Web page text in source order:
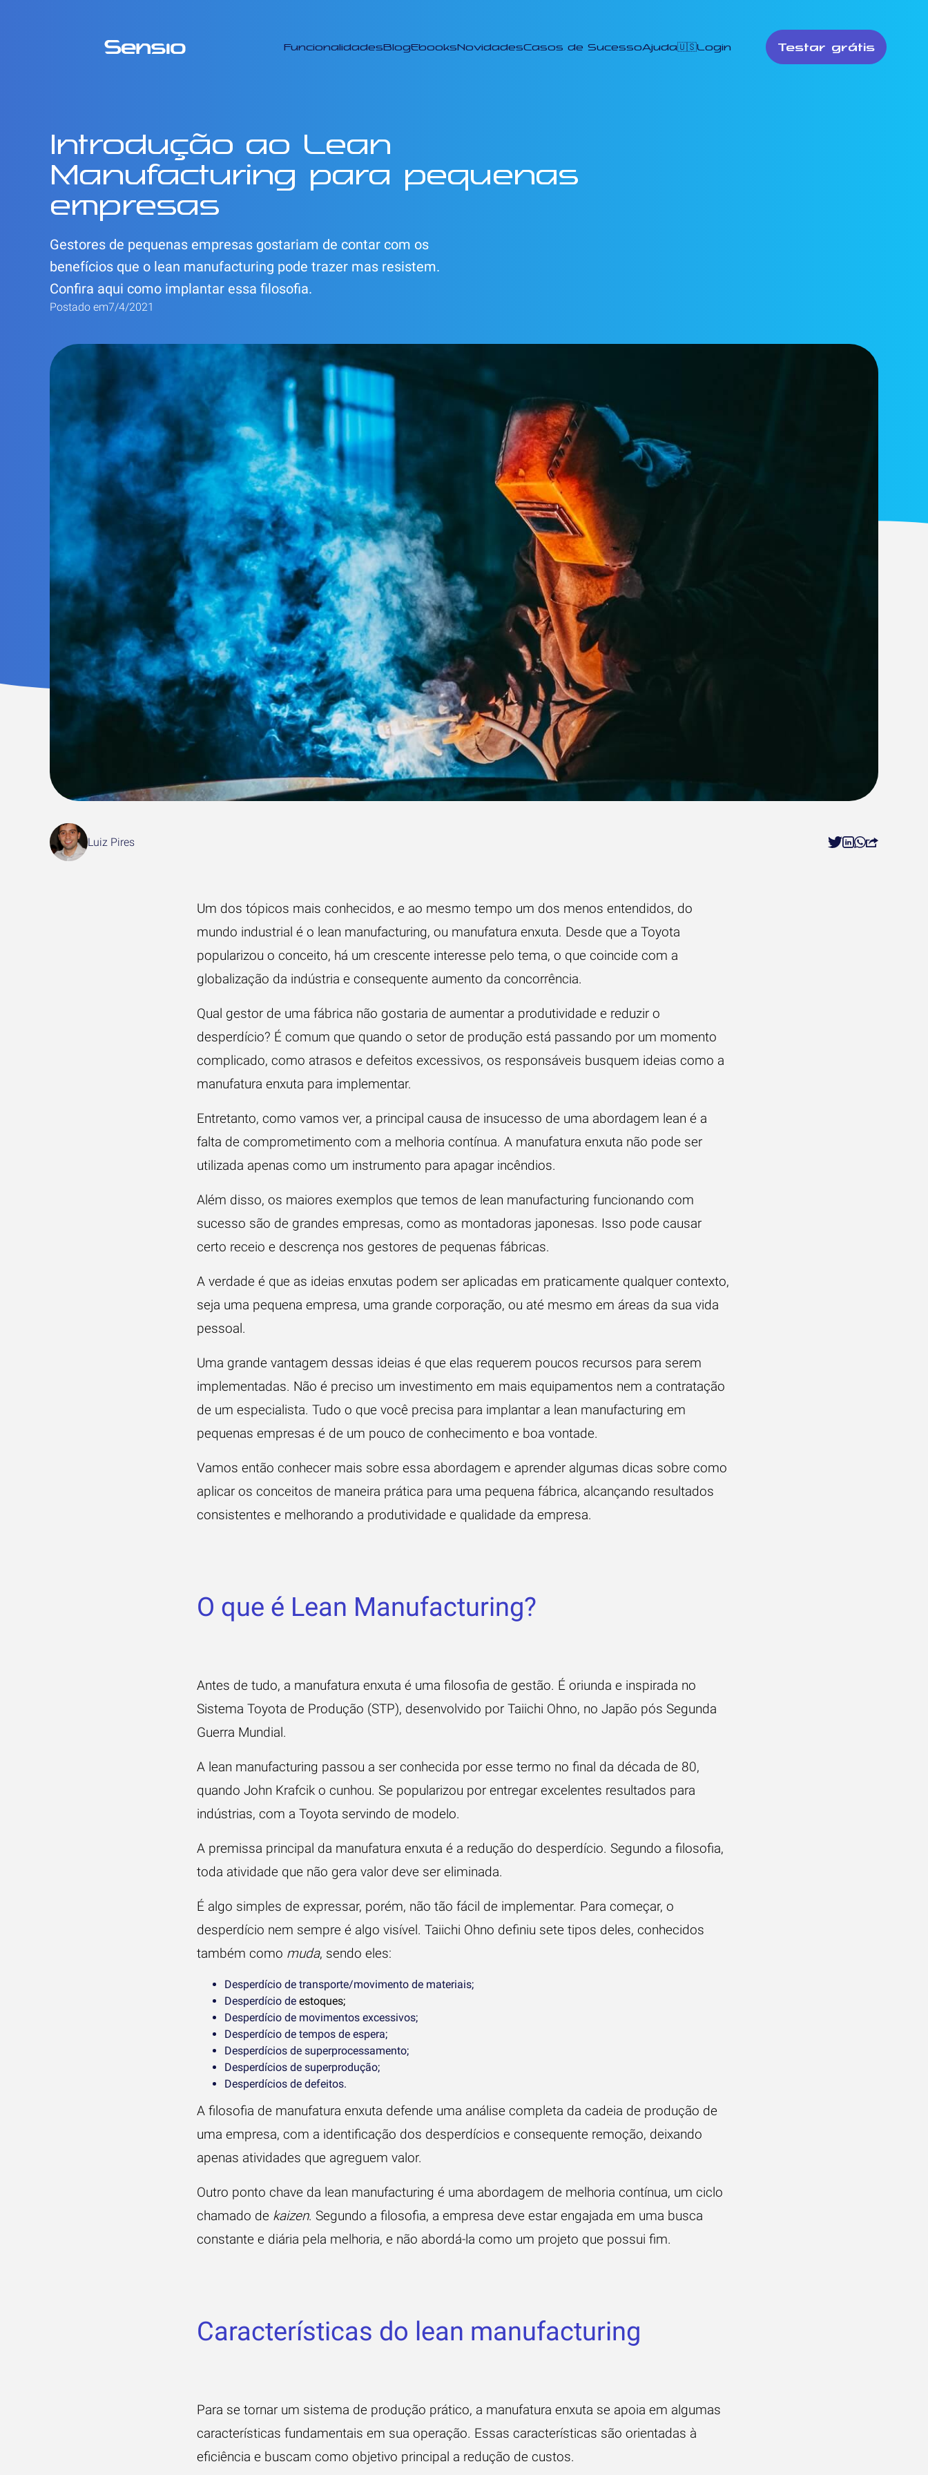
FuncionalidadesBlogEbooksNovidadesCasos de SucessoAjuda🇺🇸Login Testar grátis
Introdução ao Lean
Manufacturing para pequenas
empresas
Gestores de pequenas empresas gostariam de contar com os
benefícios que o lean manufacturing pode trazer mas resistem.
Confira aqui como implantar essa filosofia.
Postado em7/4/2021
Luiz Pires
Um dos tópicos mais conhecidos, e ao mesmo tempo um dos menos entendidos, do
mundo industrial é o lean manufacturing, ou manufatura enxuta. Desde que a Toyota
popularizou o conceito, há um crescente interesse pelo tema, o que coincide com a
globalização da indústria e consequente aumento da concorrência.
Qual gestor de uma fábrica não gostaria de aumentar a produtividade e reduzir o
desperdício? É comum que quando o setor de produção está passando por um momento
complicado, como atrasos e defeitos excessivos, os responsáveis busquem ideias como a
manufatura enxuta para implementar.
Entretanto, como vamos ver, a principal causa de insucesso de uma abordagem lean é a
falta de comprometimento com a melhoria contínua. A manufatura enxuta não pode ser
utilizada apenas como um instrumento para apagar incêndios.
Além disso, os maiores exemplos que temos de lean manufacturing funcionando com
sucesso são de grandes empresas, como as montadoras japonesas. Isso pode causar
certo receio e descrença nos gestores de pequenas fábricas.
A verdade é que as ideias enxutas podem ser aplicadas em praticamente qualquer contexto,
seja uma pequena empresa, uma grande corporação, ou até mesmo em áreas da sua vida
pessoal.
Uma grande vantagem dessas ideias é que elas requerem poucos recursos para serem
implementadas. Não é preciso um investimento em mais equipamentos nem a contratação
de um especialista. Tudo o que você precisa para implantar a lean manufacturing em
pequenas empresas é de um pouco de conhecimento e boa vontade.
Vamos então conhecer mais sobre essa abordagem e aprender algumas dicas sobre como
aplicar os conceitos de maneira prática para uma pequena fábrica, alcançando resultados
consistentes e melhorando a produtividade e qualidade da empresa.
O que é Lean Manufacturing?
Antes de tudo, a manufatura enxuta é uma filosofia de gestão. É oriunda e inspirada no
Sistema Toyota de Produção (STP), desenvolvido por Taiichi Ohno, no Japão pós Segunda
Guerra Mundial.
A lean manufacturing passou a ser conhecida por esse termo no final da década de 80,
quando John Krafcik o cunhou. Se popularizou por entregar excelentes resultados para
indústrias, com a Toyota servindo de modelo.
A premissa principal da manufatura enxuta é a redução do desperdício. Segundo a filosofia,
toda atividade que não gera valor deve ser eliminada.
É algo simples de expressar, porém, não tão fácil de implementar. Para começar, o
desperdício nem sempre é algo visível. Taiichi Ohno definiu sete tipos deles, conhecidos
também como muda, sendo eles:
Desperdício de transporte/movimento de materiais;
Desperdício de estoques;
Desperdício de movimentos excessivos;
Desperdício de tempos de espera;
Desperdícios de superprocessamento;
Desperdícios de superprodução;
Desperdícios de defeitos.
A filosofia de manufatura enxuta defende uma análise completa da cadeia de produção de
uma empresa, com a identificação dos desperdícios e consequente remoção, deixando
apenas atividades que agreguem valor.
Outro ponto chave da lean manufacturing é uma abordagem de melhoria contínua, um ciclo
chamado de kaizen. Segundo a filosofia, a empresa deve estar engajada em uma busca
constante e diária pela melhoria, e não abordá-la como um projeto que possui fim.
Características do lean manufacturing
Para se tornar um sistema de produção prático, a manufatura enxuta se apoia em algumas
características fundamentais em sua operação. Essas características são orientadas à
eficiência e buscam como objetivo principal a redução de custos.